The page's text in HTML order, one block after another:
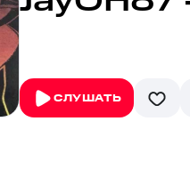
СЛУШАТЬ